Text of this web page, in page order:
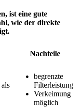
ist eine gute
wie der direkte
Nachteile
begrenzte
Filterleistung
Verkeimung
möglich